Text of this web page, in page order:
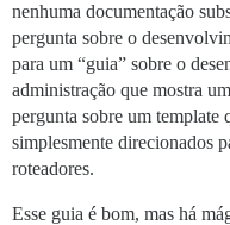
nenhuma documentação
pergunta sobre o
para um “guia” sobre o
administração que mostra
pergunta sobre um template
simplesmente direcionados
roteadores.
Esse guia é bom, mas há